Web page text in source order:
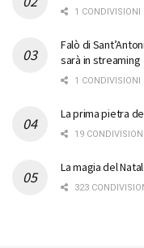
1 CONDIVISIONI
Falò di
sarà in streaming
1 CONDIVISIONI
La prima pietra
19 CONDIVISIONI
La magia del
323